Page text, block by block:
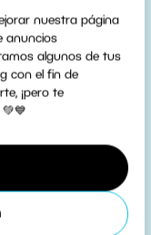
nuestra página
anuncios
algunos de tus
con el fin de
¡pero te